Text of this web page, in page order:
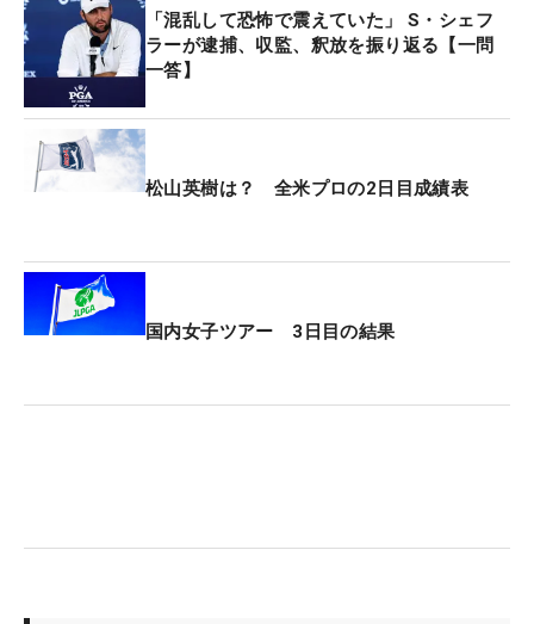
「混乱して恐怖で震えていた」 S・シェフ
ラーが逮捕、収監、釈放を振り返る【一問
一答】
松山英樹は？ 全米プロの2日目成績表
国内女子ツアー 3日目の結果